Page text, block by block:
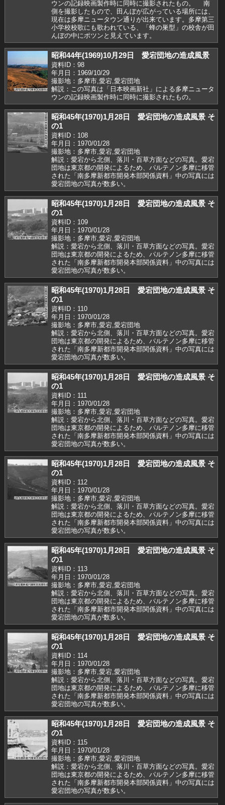
ウンの記録映画製作時に同時に撮影されたもの。 南
側を撮影したもので、田んぼが広がっている場所には、
現在は多摩ニュータウン通りが出来ています。多摩第三
小学校校歌にも歌われている、「蜂の巣型」の校舎が田
んぼの中にポツンと見えています。
昭和44年(1969)10月29日 愛宕団地の造成風景
資料ID：98
年月日：1969/10/29
撮影地：多摩市,愛宕,愛宕団地
解説：この写真は「日本映画新社」による多摩ニュータ
ウンの記録映画製作時に同時に撮影されたもの。
昭和45年(1970)1月28日 愛宕団地の造成風景 そ
の1
資料ID：108
年月日：1970/01/28
撮影地：多摩市,愛宕,愛宕団地
解説：愛宕から北側、落川・百草方面などの写真。愛宕
団地は東京都の開発によるため、パルテノン多摩に移管
された「南多摩新都市開発本部関係資料」中の写真には
愛宕団地の写真が数多い。
昭和45年(1970)1月28日 愛宕団地の造成風景 そ
の1
資料ID：109
年月日：1970/01/28
撮影地：多摩市,愛宕,愛宕団地
解説：愛宕から北側、落川・百草方面などの写真。愛宕
団地は東京都の開発によるため、パルテノン多摩に移管
された「南多摩新都市開発本部関係資料」中の写真には
愛宕団地の写真が数多い。
昭和45年(1970)1月28日 愛宕団地の造成風景 そ
の1
資料ID：110
年月日：1970/01/28
撮影地：多摩市,愛宕,愛宕団地
解説：愛宕から北側、落川・百草方面などの写真。愛宕
団地は東京都の開発によるため、パルテノン多摩に移管
された「南多摩新都市開発本部関係資料」中の写真には
愛宕団地の写真が数多い。
昭和45年(1970)1月28日 愛宕団地の造成風景 そ
の1
資料ID：111
年月日：1970/01/28
撮影地：多摩市,愛宕,愛宕団地
解説：愛宕から北側、落川・百草方面などの写真。愛宕
団地は東京都の開発によるため、パルテノン多摩に移管
された「南多摩新都市開発本部関係資料」中の写真には
愛宕団地の写真が数多い。
昭和45年(1970)1月28日 愛宕団地の造成風景 そ
の1
資料ID：112
年月日：1970/01/28
撮影地：多摩市,愛宕,愛宕団地
解説：愛宕から北側、落川・百草方面などの写真。愛宕
団地は東京都の開発によるため、パルテノン多摩に移管
された「南多摩新都市開発本部関係資料」中の写真には
愛宕団地の写真が数多い。
昭和45年(1970)1月28日 愛宕団地の造成風景 そ
の1
資料ID：113
年月日：1970/01/28
撮影地：多摩市,愛宕,愛宕団地
解説：愛宕から北側、落川・百草方面などの写真。愛宕
団地は東京都の開発によるため、パルテノン多摩に移管
された「南多摩新都市開発本部関係資料」中の写真には
愛宕団地の写真が数多い。
昭和45年(1970)1月28日 愛宕団地の造成風景 そ
の1
資料ID：114
年月日：1970/01/28
撮影地：多摩市,愛宕,愛宕団地
解説：愛宕から北側、落川・百草方面などの写真。愛宕
団地は東京都の開発によるため、パルテノン多摩に移管
された「南多摩新都市開発本部関係資料」中の写真には
愛宕団地の写真が数多い。
昭和45年(1970)1月28日 愛宕団地の造成風景 そ
の1
資料ID：115
年月日：1970/01/28
撮影地：多摩市,愛宕,愛宕団地
解説：愛宕から北側、落川・百草方面などの写真。愛宕
団地は東京都の開発によるため、パルテノン多摩に移管
された「南多摩新都市開発本部関係資料」中の写真には
愛宕団地の写真が数多い。